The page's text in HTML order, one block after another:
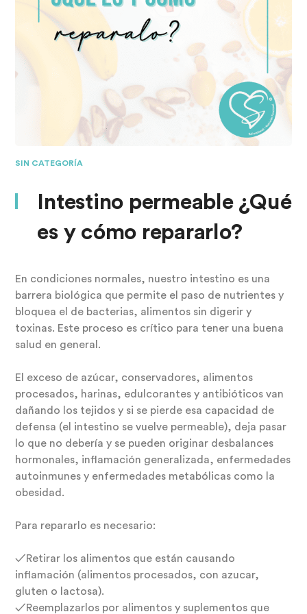
SIN CATEGORÍA
Intestino permeable ¿Qué
es y cómo repararlo?
En condiciones normales, nuestro intestino es una
barrera biológica que permite el paso de nutrientes y
bloquea el de bacterias, alimentos sin digerir y
toxinas. Este proceso es crítico para tener una buena
salud en general.
El exceso de azúcar, conservadores, alimentos
procesados, harinas, edulcorantes y antibióticos van
dañando los tejidos y si se pierde esa capacidad de
defensa (el intestino se vuelve permeable), deja pasar
lo que no debería y se pueden originar desbalances
hormonales, inflamación generalizada, enfermedades
autoinmunes y enfermedades metabólicas como la
obesidad.
Para repararlo es necesario:
✓Retirar los alimentos que están causando
inflamación (alimentos procesados, con azucar,
gluten o lactosa).
✓Reemplazarlos por alimentos y suplementos que